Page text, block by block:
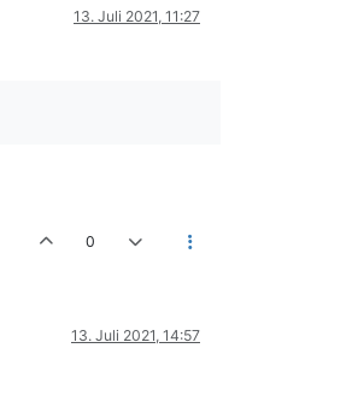
13. Juli 2021, 11:27
0
13. Juli 2021, 14:57